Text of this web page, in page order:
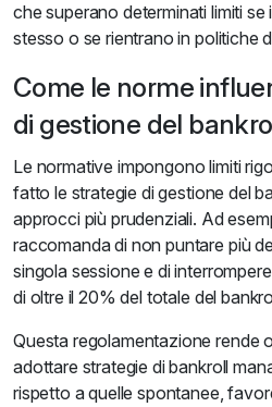
che superano determinati limiti
stesso o se rientrano in politiche
Come le norme
di gestione del
Le normative impongono limiti
fatto le strategie di gestione del
approcci più prudenziali. Ad
raccomanda di non puntare più
singola sessione e di
di oltre il 20% del totale del
Questa regolamentazione rende
adottare strategie di bankroll
rispetto a quelle spontanee,